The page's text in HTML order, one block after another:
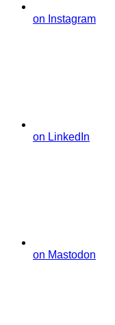
on Instagram
on LinkedIn
on Mastodon